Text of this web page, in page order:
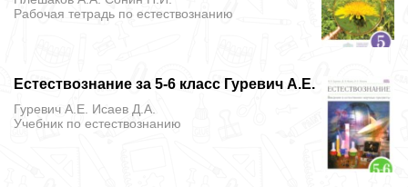
Рабочая тетрадь по естествознанию
Естествознание за 5-6 класс Гуревич А.Е.
Гуревич А.Е. Исаев Д.А.
Учебник по естествознанию